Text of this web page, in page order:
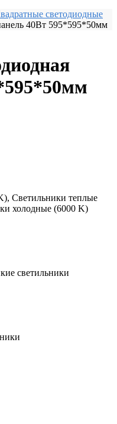
светодиодные
40Вт 595*595*50мм
Светильники теплые
холодные (6000 K)
светильники